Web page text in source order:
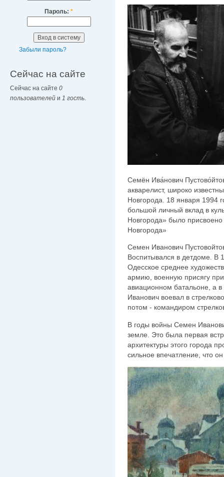
Пароль: *
Забыли пароль?
Сейчас на сайте
Сейчас на сайте 0
пользователей и 1 гость
Семён Ива́нович
акварелист, широко
Новгорода. 18 января 1994
большой личный вклад в
Новгорода» было
Новгорода»
Семен Иванович
Воспитывался в детдоме. В
Одесское среднее
армию, военную присягу
авиационном батальоне, а
Иванович воевал в
потом - командиром
В годы войны Семен
земле. Это была первая
архитектуры этого города
сильное впечатление, что